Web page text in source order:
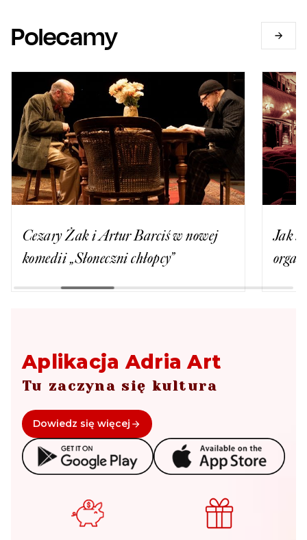
Polecamy
Cezary Żak i Artur Barciś w nowej
komedii „Słoneczni chłopcy”
Jak
Aplikacja Adria Art
Tu zaczyna się kultura
Dowiedz się więcej